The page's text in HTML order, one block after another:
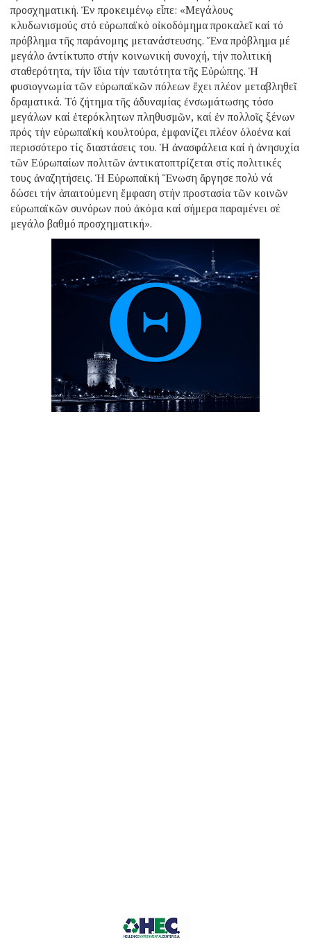
προσχηματική. Ἐν προκειμένῳ εἶπε: «Μεγάλους
κλυδωνισμούς στό εὐρωπαϊκό οἰκοδόμημα προκαλεῖ καί τό
πρόβλημα τῆς παράνομης μετανάστευσης. Ἕνα πρόβλημα μέ
μεγάλο ἀντίκτυπο στήν κοινωνική συνοχή, τήν πολιτική
σταθερότητα, τήν ἴδια τήν ταυτότητα τῆς Εὐρώπης. Ἡ
φυσιογνωμία τῶν εὐρωπαϊκῶν πόλεων ἔχει πλέον μεταβληθεῖ
δραματικά. Τό ζήτημα τῆς ἀδυναμίας ἐνσωμάτωσης τόσο
μεγάλων καί ἑτερόκλητων πληθυσμῶν, καί ἐν πολλοῖς ξένων
πρός τήν εὐρωπαϊκή κουλτούρα, ἐμφανίζει πλέον ὁλοένα καί
περισσότερο τίς διαστάσεις του. Ἡ ἀνασφάλεια καί ἡ ἀνησυχία
τῶν Εὐρωπαίων πολιτῶν ἀντικατοπτρίζεται στίς πολιτικές
τους ἀναζητήσεις. Ἡ Εὐρωπαϊκή Ἕνωση ἄργησε πολύ νά
δώσει τήν ἀπαιτούμενη ἔμφαση στήν προστασία τῶν κοινῶν
εὐρωπαϊκῶν συνόρων πού ἀκόμα καί σήμερα παραμένει σέ
μεγάλο βαθμό προσχηματική».